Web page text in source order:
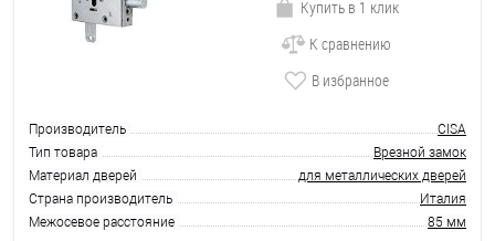
Купить в 1 клик
К сравнению
В избранное
Производитель
CISA
Тип товара
Врезной замок
Материал дверей
для металлических дверей
Страна производитель
Италия
Межосевое расстояние
85 мм